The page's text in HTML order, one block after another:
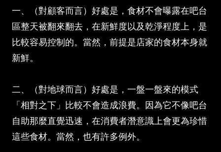
一、（對顧客而言）好處是，食材不會曝露在吧台
區整天被翻來翻去，在新鮮度以及乾淨程度上，是
比較容易控制的。當然，前提是店家的食材本身就
新鮮。
二、（對地球而言）好處是，一盤一盤來的模式
「相對之下」比較不會造成浪費。因為它不像吧台
自助那麼直覺迅速，在消費者潛意識上會更為珍惜
這些食材。當然，也有許多例外。